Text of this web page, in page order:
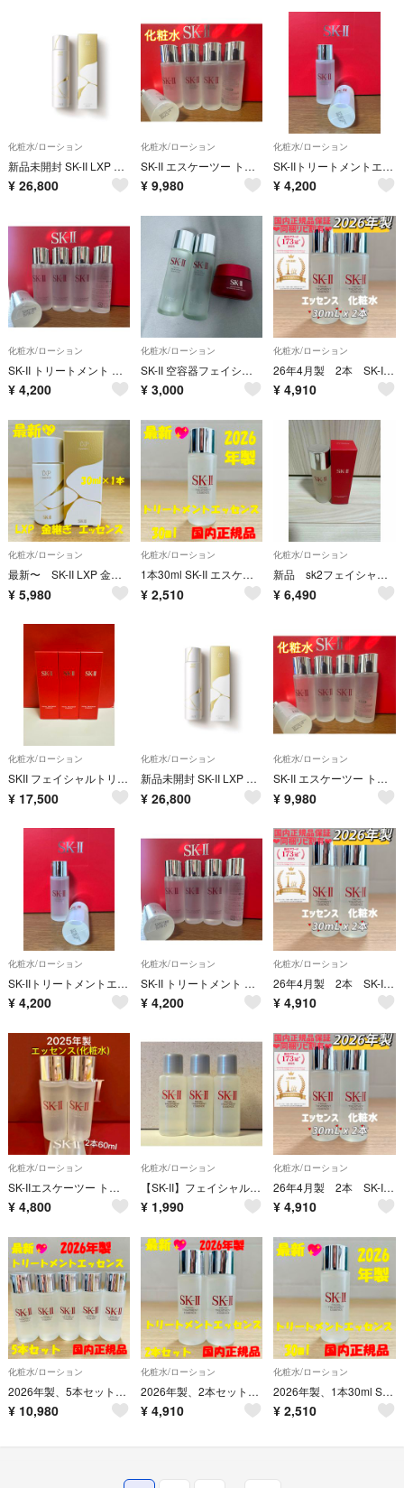
化粧水/ローション
新品未開封 SK-II LXP 金継ぎエッセンス 150ml
¥ 26,800
化粧水/ローション
SK-II エスケーツー トリートメントエッセンス化粧水30ml×5本
¥ 9,980
化粧水/ローション
SK-IIトリートメントエッセンス化粧水30ml×2本
¥ 4,200
化粧水/ローション
SK-II トリートメント クリアローションふきとり化粧水5本
¥ 4,200
化粧水/ローション
SK-II 空容器フェイシャルトリートメントエッセンス 乳液
¥ 3,000
化粧水/ローション
26年4月製 2本 SK-II フェイシャルトリートメントエッセンス化粧水
¥ 4,910
化粧水/ローション
最新〜 SK-II LXP 金継ぎエッセンス 超濃縮ピテラ配合30ml×1本
¥ 5,980
化粧水/ローション
1本30ml SK-II エスケーツー トリートメントエッセンス 化粧水
¥ 2,510
化粧水/ローション
新品 sk2フェイシャルトリートメントエッセンス75ml 化粧水
¥ 6,490
化粧水/ローション
SKII フェイシャルトリートメントエッセンス 75ml
¥ 17,500
化粧水/ローション
新品未開封 SK-II LXP 金継ぎエッセンス 150ml
¥ 26,800
化粧水/ローション
SK-II エスケーツー トリートメントエッセンス化粧水30ml×5本
¥ 9,980
化粧水/ローション
SK-IIトリートメントエッセンス化粧水30ml×2本
¥ 4,200
化粧水/ローション
SK-II トリートメント クリアローションふきとり化粧水5本
¥ 4,200
化粧水/ローション
26年4月製 2本 SK-II フェイシャルトリートメントエッセンス化粧水
¥ 4,910
化粧水/ローション
SK-IIエスケーツー トリートメント エッセンス化粧水 30ml×2本25年製
¥ 4,800
化粧水/ローション
【SK-II】フェイシャル トリートメントエッセンス
¥ 1,990
化粧水/ローション
26年4月製 2本 SK-II フェイシャルトリートメントエッセンス化粧水
¥ 4,910
化粧水/ローション
2026年製、5本セットで150ml SK-II エスケーツー トリートメントエッセンス化粧水
¥ 10,980
化粧水/ローション
2026年製、2本セット、SK-II エスケーツー トリートメントエッセンス 化粧水
¥ 4,910
化粧水/ローション
2026年製、1本30ml SK-II エスケーツー トリートメントエッセンス 化粧水
¥ 2,510